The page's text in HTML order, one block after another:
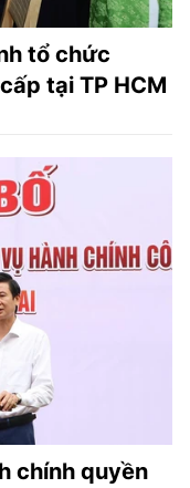
tổ chức
tại TP HCM
chính quyền